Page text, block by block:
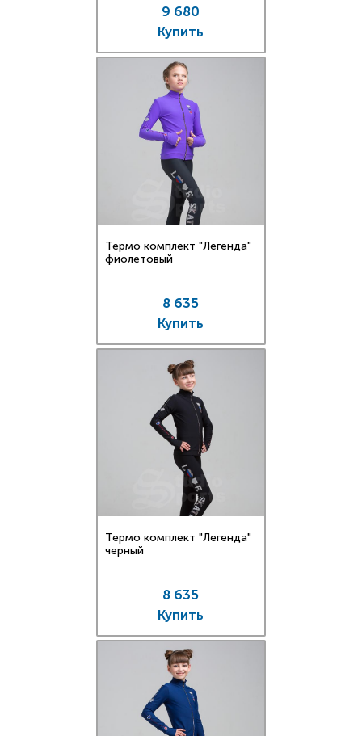
9 680
Купить
Термо комплект "Легенда"
фиолетовый
8 635
Купить
Термо комплект "Легенда"
черный
8 635
Купить